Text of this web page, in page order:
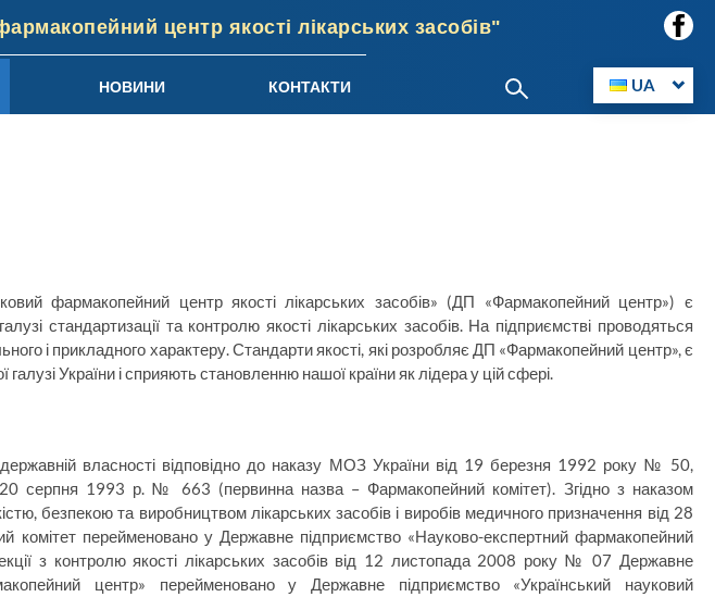
центр якості лікарських засобів"
НОВИНИ КОНТАКТИ UA
фармакопейний центр якості лікарських засобів» (ДП «Фармакопейний центр») є
стандартизації та контролю якості лікарських засобів. На підприємстві проводяться
і прикладного характеру. Стандарти якості, які розробляє ДП «Фармакопейний центр», є
України і сприяють становленню нашої країни як лідера у цій сфері.
власності відповідно до наказу МОЗ України від 19 березня 1992 року № 50,
20 серпня 1993 р. № 663 (первинна назва – Фармакопейний комітет). Згідно з наказом
безпекою та виробництвом лікарських засобів і виробів медичного призначення від 28
перейменовано у Державне підприємство «Науково-експертний фармакопейний
з контролю якості лікарських засобів від 12 листопада 2008 року № 07 Державне
центр» перейменовано у Державне підприємство «Український науковий